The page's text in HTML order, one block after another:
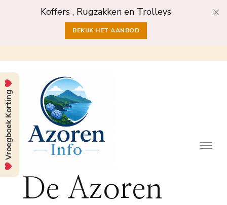
Koffers , Rugzakken en Trolleys
BEKIJK HET AANBOD
De Azoren
Vroegboek Korting